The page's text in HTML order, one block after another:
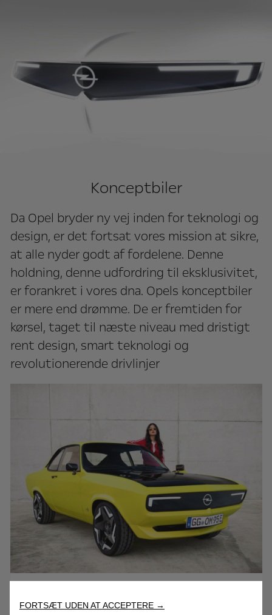
Konceptbiler
Da Opel bryder ny vej inden for teknologi og
design, er det fortsat vores mission at sikre,
at alle nyder godt af fordelene. Denne
holdning, denne udfordring til eksklusivitet,
er forankret i vores dna. Opels konceptbiler
er mere end drømme. De er fremtiden for
kørsel, taget til næste niveau med dristigt
rent design, smart teknologi og
revolutionerende drivlinjer
FORTSÆT UDEN AT ACCEPTERE →